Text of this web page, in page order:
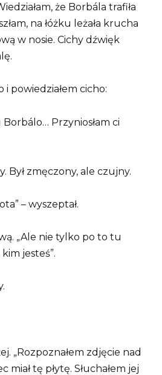
że Borbála trafiła
na łóżku leżała krucha
w nosie. Cichy dźwięk
i powiedziałem cicho:
Przyniosłam ci
Był zmęczony, ale czujny.
– wyszeptał.
„Ale nie tylko po to tu
jesteś”.
„Rozpoznałem zdjęcie nad
miał tę płytę. Słuchałem jej